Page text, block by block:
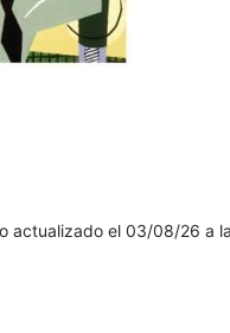
actualizado el 03/08/26 a